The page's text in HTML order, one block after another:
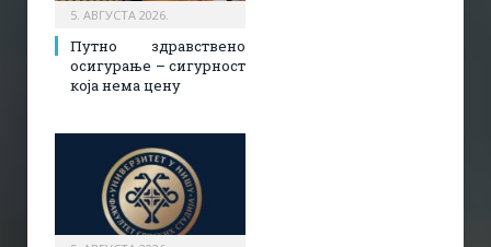
5. АВГУСТА 2026.
Путно здравствено
осигурање – сигурност
која нема цену